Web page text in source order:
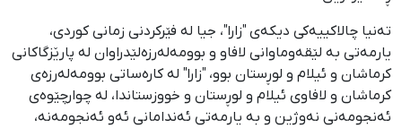
تەنیا چالاکییەکی دیکەی "زارا"، جیا لە فێرکردنی زمانی کوردی،
یارمەتی بە لێقەوماوانی لافاو و بوومەلەرزەلێدراوان لە پارێزگاکانی
کرماشان و ئیلام و لوڕستان بوو، "زارا" لە کارەساتی بوومەلەرزەی
کرماشان و لافاوی ئیلام و لوڕستان و خووزستاندا، لە چوارچێوەی
ئەنجومەنی نەوژین و بە یارمەتی ئەندامانی ئەو ئەنجومەنە،